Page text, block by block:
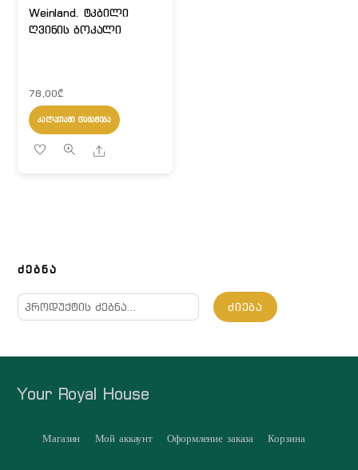
Weinland. ტკბილი
ღვინის ბოკალი
78,00₾
ᲙᲐᲚᲐᲗᲐᲨᲘ ᲓᲐᲛᲐᲢᲔᲑᲐ
Share
ᲫᲔᲑᲜᲐ
ძებნა:
ᲫᲘᲔᲑᲐ
Your Royal House
Магазин Мой аккаунт Оформление заказа Корзина